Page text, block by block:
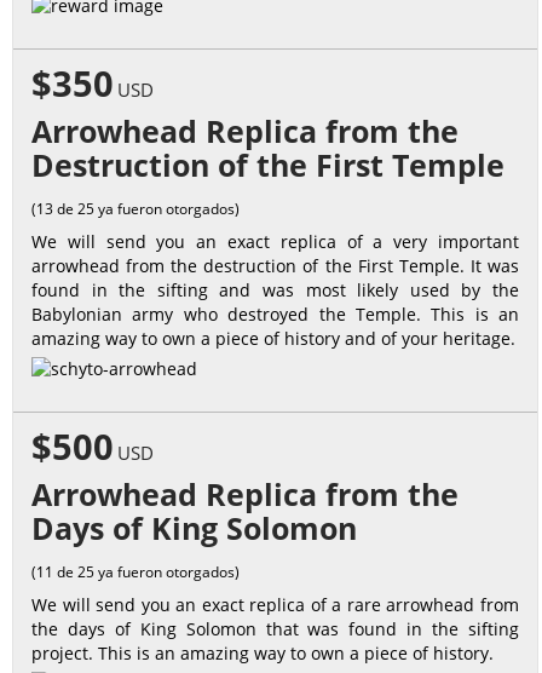
$350 USD
Arrowhead Replica from the
Destruction of the First Temple
(13 de 25 ya fueron otorgados)
We will send you an exact replica of a very important
arrowhead from the destruction of the First Temple. It was
found in the sifting and was most likely used by the
Babylonian army who destroyed the Temple. This is an
amazing way to own a piece of history and of your heritage.
$500 USD
Arrowhead Replica from the
Days of King Solomon
(11 de 25 ya fueron otorgados)
We will send you an exact replica of a rare arrowhead from
the days of King Solomon that was found in the sifting
project. This is an amazing way to own a piece of history.